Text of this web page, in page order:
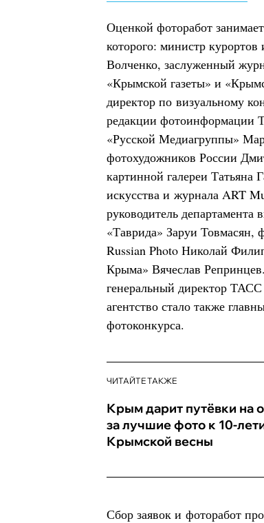
Оценкой фоторабот
которого: министр
Волченко, заслуженный
«Крымской газеты» и
директор по визуальному
редакции фотоинформации
«Русской Медиагруппы»
фотохудожников России
картинной галереи Татьяна
искусства и журнала ART
руководитель
«Таврида» Заруи Товмасян,
Russian Photo Николай
Крыма» Вячеслав
генеральный директор
агентство стало также
фотоконкурса.
ЧИТАЙТЕ ТАКЖЕ
Крым дарит путёвки на
за лучшие фото к 10-
Крымской весны
Сбор заявок и фоторабот